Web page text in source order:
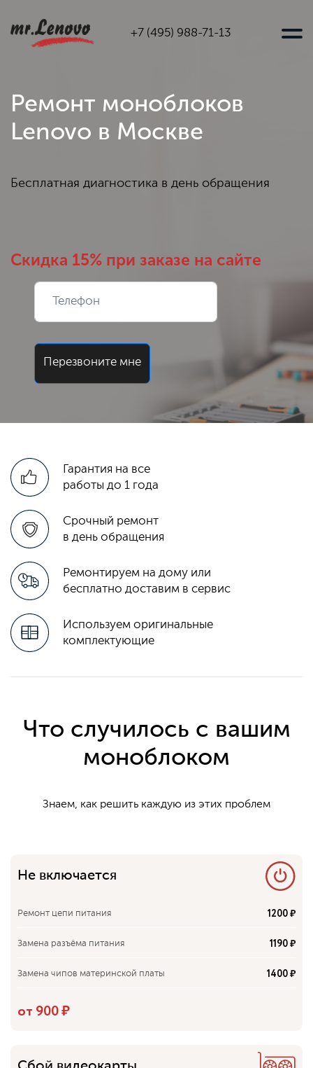
+7 (495) 988-71-13
Ремонт моноблоков
Lenovo в Москве
Бесплатная диагностика в день обращения
Скидка 15% при заказе на сайте
Перезвоните мне
Гарантия на все
работы до 1 года
Срочный ремонт
в день обращения
Ремонтируем на дому или
бесплатно доставим в сервис
Используем оригинальные
комплектующие
Что случилось с вашим
моноблоком
Знаем, как решить каждую из этих проблем
Не включается
Ремонт цепи питания 1200 ₽
Замена разъёма питания 1190 ₽
Замена чипов материнской платы 1400 ₽
Ремонт / Замена материнской платы
от 900 ₽